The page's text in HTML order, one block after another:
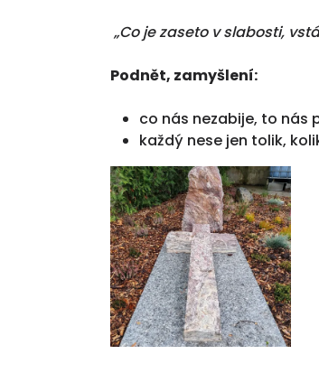
„Co je zaseto v slabosti,
Podnět, zamyšlení:
co nás nezabije, to nás
každý nese jen tolik,